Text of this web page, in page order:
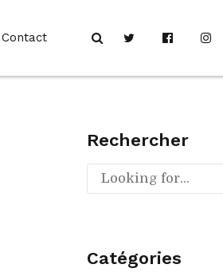
Contact
Rechercher
Catégories